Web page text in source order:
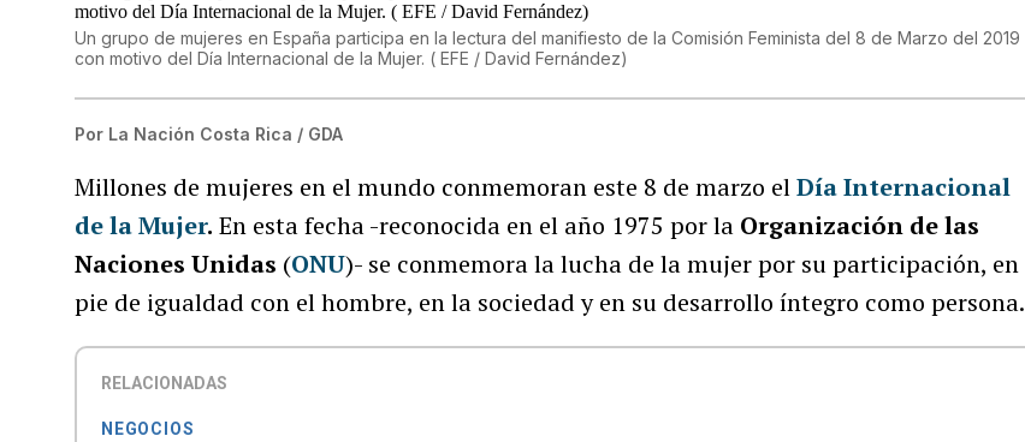
Un grupo de mujeres en España participa en la lectura del manifiesto de la Comisión Feminista del 8 de Marzo del 2019
con motivo del Día Internacional de la Mujer. ( EFE / David Fernández)
Por La Nación Costa Rica / GDA
Millones de mujeres en el mundo conmemoran este 8 de marzo elDía Internacional
de la Mujer. En esta fecha -reconocida en el año 1975 por la Organización de las
Naciones Unidas (ONU)- se conmemora la lucha de la mujer por su participación, en
pie de igualdad con el hombre, en la sociedad y en su desarrollo íntegro como persona.
RELACIONADAS
NEGOCIOS